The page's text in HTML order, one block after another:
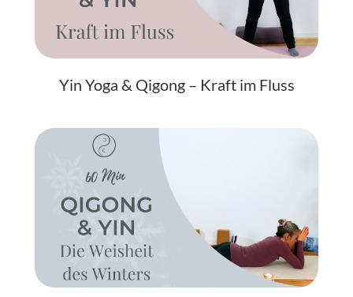
Yin Yoga & Qigong – Kraft im Fluss